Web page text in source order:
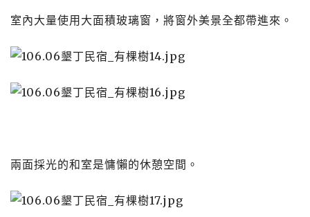
室內大量使用大面積玻璃窗，將窗外美景全都帶進來。
兩面採光的和室是慵懶的休憩空間。